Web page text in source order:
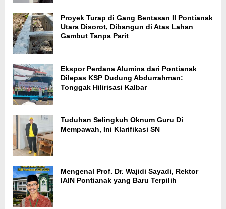
Proyek Turap di Gang Bentasan II Pontianak
Utara Disorot, Dibangun di Atas Lahan
Gambut Tanpa Parit
Ekspor Perdana Alumina dari Pontianak
Dilepas KSP Dudung Abdurrahman:
Tonggak Hilirisasi Kalbar
Tuduhan Selingkuh Oknum Guru Di
Mempawah, Ini Klarifikasi SN
Mengenal Prof. Dr. Wajidi Sayadi, Rektor
IAIN Pontianak yang Baru Terpilih